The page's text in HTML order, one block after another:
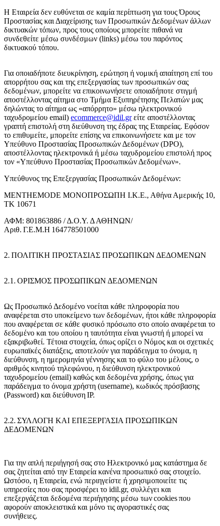
H Εταιρεία δεν ευθύνεται σε καμία περίπτωση για τους Όρους
Προστασίας και Διαχείρισης των Προσωπικών Δεδομένων άλλων
δικτυακών τόπων, προς τους οποίους μπορείτε πιθανά να
συνδεθείτε μέσω συνδέσμων (links) μέσω του παρόντος
δικτυακού τόπου.
Για οποιαδήποτε διευκρίνηση, ερώτηση ή νομική απαίτηση επί του
απορρήτου σας και της επεξεργασίας των προσωπικών σας
δεδομένων, μπορείτε να επικοινωνήσετε οποιαδήποτε στιγμή
αποστέλλοντας αίτημα στο Τμήμα Εξυπηρέτησης Πελατών μας
δηλώντας το αίτημα ως «απόρρητο» μέσω ηλεκτρονικού
ταχυδρομείου email) ecommerce@idil.grείτε αποστέλλοντας
γραπτή επιστολή στη διεύθυνση της έδρας της Εταιρείας. Εφόσον
το επιθυμείτε, μπορείτε επίσης να επικοινωνήσετε και με τον
Υπεύθυνο Προστασίας Προσωπικών Δεδομένων (DPO),
αποστέλλοντας ηλεκτρονικά ή μέσω ταχυδρομείου επιστολή προς
τον «Υπεύθυνο Προστασίας Προσωπικών Δεδομένων».
Υπεύθυνος της Επεξεργασίας Προσωπικών Δεδομένων:
MENTHEMODE ΜΟΝΟΠΡΟΣΩΠΗ Ι.Κ.Ε., Αθήνα Αμερικής 10,
ΤΚ 10671
ΑΦΜ: 801863886 / Δ.Ο.Υ. Δ ΑΘΗΝΩΝ/
Αριθ. Γ.Ε.Μ.Η 164778501000
2. ΠΟΛΙΤΙΚΗ ΠΡΟΣΤΑΣΙΑΣ ΠΡΟΣΩΠΙΚΩΝ ΔΕΔΟΜΕΝΩΝ
2.1. ΟΡΙΣΜΟΣ ΠΡΟΣΩΠΙΚΩΝ ΔΕΔΟΜΕΝΩΝ
Ως Προσωπικό Δεδομένο νοείται κάθε πληροφορία που
αναφέρεται στο υποκείμενο των δεδομένων, ήτοι κάθε πληροφορία
που αναφέρεται σε κάθε φυσικό πρόσωπο στο οποίο αναφέρεται το
δεδομένο και του οποίου η ταυτότητα είναι γνωστή ή μπορεί να
εξακριβωθεί. Τέτοια στοιχεία, όπως ορίζει ο Νόμος και οι σχετικές
ευρωπαϊκές διατάξεις, αποτελούν για παράδειγμα το όνομα, η
διεύθυνση, η ημερομηνία γέννησης και το φύλο του μέλους, ο
αριθμός κινητού τηλεφώνου, η διεύθυνση ηλεκτρονικού
ταχυδρομείου (email) καθώς και δεδομένα χρήσης, όπως για
παράδειγμα το όνομα χρήστη (username), κωδικός πρόσβασης
(Password) και διεύθυνση IP.
2.2. ΣΥΛΛΟΓΗ ΚΑΙ ΕΠΕΞΕΡΓΑΣΙΑ ΠΡΟΣΩΠΙΚΩΝ
ΔΕΔΟΜΕΝΩΝ
Για την απλή περιήγησή σας στο Ηλεκτρονικό μας κατάστημα δε
σας ζητείται από την Εταιρεία κανένα προσωπικό σας στοιχείο.
Ωστόσο, η Εταιρεία, ενώ περιηγείστε ή χρησιμοποιείτε τις
υπηρεσίες που σας προσφέρει το idil.gr, συλλέγει και
επεξεργάζεται δεδομένα περιήγησης μέσω των cookies που
αφορούν αποκλειστικά και μόνο τις αγοραστικές σας
συνήθειες.